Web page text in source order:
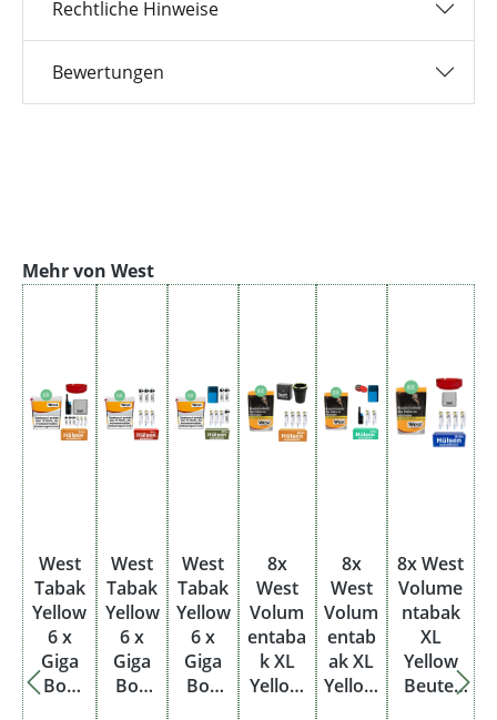
Rechtliche Hinweise
Bewertungen
Produktgalerie überspringen
Mehr von West
West
Tabak
Yellow
6 x
Giga
Box
West
Tabak
Yellow
6 x
Giga
Box
West
Tabak
Yellow
6 x
Giga
Box
8x
West
Volum
entaba
k XL
Yellow
8x
West
Volum
entab
ak XL
Yellow
8x West
Volume
ntabak
XL
Yellow
Beutel